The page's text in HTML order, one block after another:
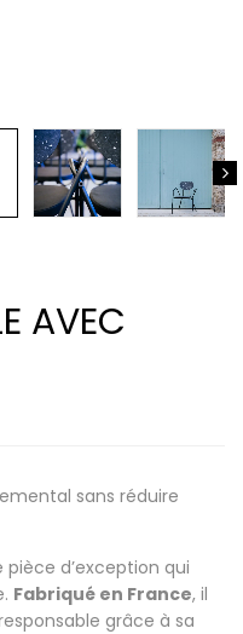
AVEC
sans réduire
d’exception qui
Fabriqué en France, il
grâce à sa